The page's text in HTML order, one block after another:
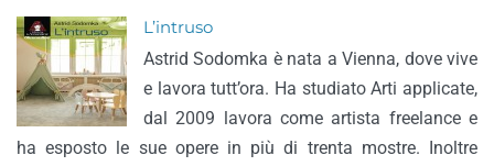
L’intruso
Astrid Sodomka è nata a Vienna, dove vive
e lavora tutt’ora. Ha studiato Arti applicate,
dal 2009 lavora come artista freelance e
ha esposto le sue opere in più di trenta mostre. Inoltre